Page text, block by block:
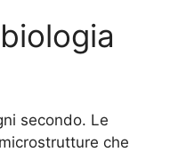
secondo. Le
che